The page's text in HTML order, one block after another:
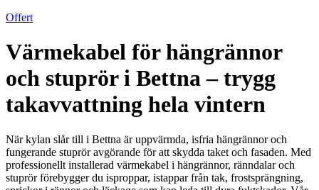
Offert
Värmekabel för hängrännor
och stuprör i Bettna – trygg
takavvattning hela vintern
När kylan slår till i Bettna är uppvärmda, isfria hängrännor och
fungerande stuprör avgörande för att skydda taket och fasaden. Med
professionellt installerad värmekabel i hängrännor, ränndalar och
stuprör förebygger du isproppar, istappar från tak, frostsprängning,